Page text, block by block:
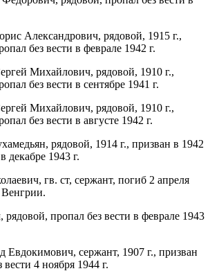
Александрович, рядо­вой, 1915 г.,
без вести в феврале 1942 г.
Михайлович, рядовой, 1910 г.,
без вести в сентябре 1941 г.
Михайлович, рядовой, 1910 г.,
без вести в августе 1942 г.
рядовой, 1914 г., призван в 1942
де­кабре 1943 г.
гв. ст, сержант, погиб 2 апреля
Венгрии.
рядовой, пропал без вести в феврале 1943
Евдокимович, сержант, 1907 г., призван
вести 4 ноября 1944 г.